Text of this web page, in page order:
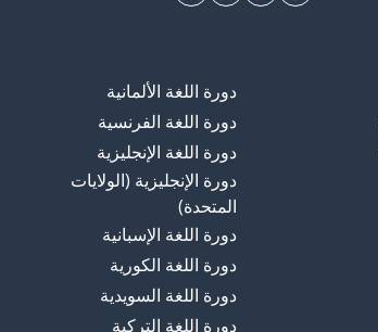
دورة اللغة الألمانية
دورة اللغة الفرنسية
دورة اللغة الإنجليزية
دورة الإنجليزية (الولايات
المتحدة)
دورة اللغة الإسبانية
دورة اللغة الكورية
دورة اللغة السويدية
دورة اللغة التركية